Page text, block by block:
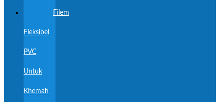
Filem
Fleksibel
PVC
Untuk
Khemah